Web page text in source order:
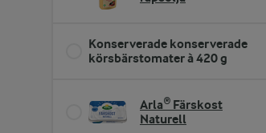
Konserverade konserverade
körsbärstomater à 420 g
Arla® Färskost
Naturell